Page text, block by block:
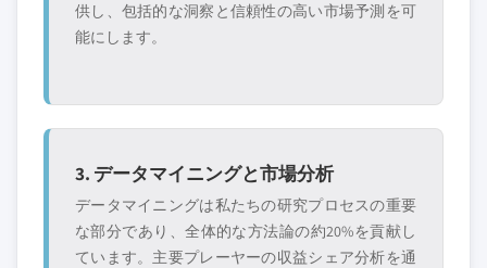
供し、包括的な洞察と信頼性の高い市場予測を可
能にします。
3. データマイニングと市場分析
データマイニングは私たちの研究プロセスの重要
な部分であり、全体的な方法論の約20%を貢献し
ています。主要プレーヤーの収益シェア分析を通